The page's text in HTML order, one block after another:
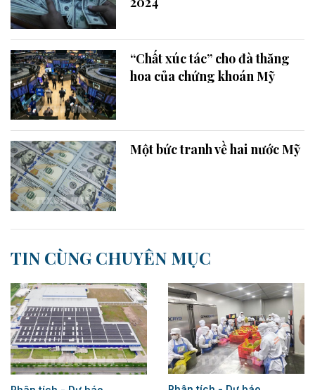
“Chất xúc tác” cho đà thăng
hoa của chứng khoán Mỹ
Một bức tranh về hai nước Mỹ
TIN CÙNG CHUYÊN MỤC